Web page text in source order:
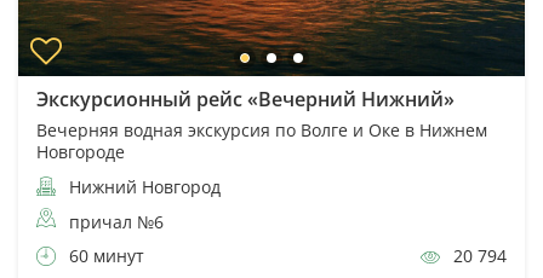
Экскурсионный рейс «Вечерний Нижний»
Вечерняя водная экскурсия по Волге и Оке в Нижнем
Новгороде
Нижний Новгород
причал №6
60 минут
20 794